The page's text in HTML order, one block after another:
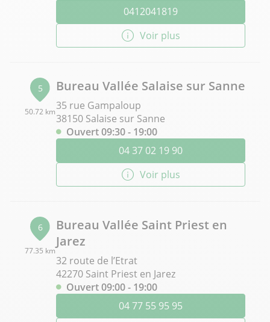
0412041819
Voir plus
5
50.72 km
Bureau Vallée Salaise sur Sanne
35 rue Gampaloup
38150 Salaise sur Sanne
Ouvert 09:30 - 19:00
04 37 02 19 90
Voir plus
6
77.35 km
Bureau Vallée Saint Priest en
Jarez
32 route de l’Etrat
42270 Saint Priest en Jarez
Ouvert 09:00 - 19:00
04 77 55 95 95